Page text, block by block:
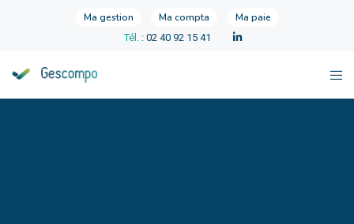
Ma gestion Ma compta Ma paie
Tél. : 02 40 92 15 41